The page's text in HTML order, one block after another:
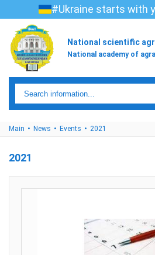
#Ukraine starts with
National scientific
National academy of
Main News Events 2021
2021